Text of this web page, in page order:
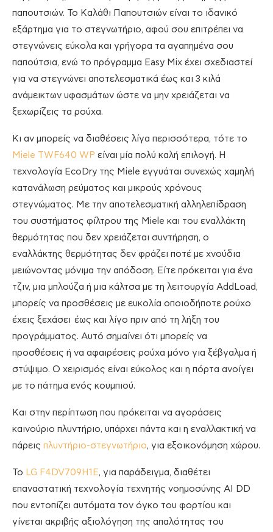
παπουτσιών. Το Καλάθι Παπουτσιών είναι το ιδανικό
εξάρτημα για το στεγνωτήριο, αφού σου επιτρέπει να
στεγνώνεις εύκολα και γρήγορα τα αγαπημένα σου
παπούτσια, ενώ το πρόγραμμα Easy Mix έχει σχεδιαστεί
για να στεγνώνει αποτελεσματικά έως και 3 κιλά
ανάμεικτων υφασμάτων ώστε να μην χρειάζεται να
ξεχωρίζεις τα ρούχα.
Κι αν μπορείς να διαθέσεις λίγα περισσότερα, τότε το
Miele TWF640 WP είναι μία πολύ καλή επιλογή. Η
τεχνολογία EcoDry της Miele εγγυάται συνεχώς χαμηλή
κατανάλωση ρεύματος και μικρούς χρόνους
στεγνώματος. Με την αποτελεσματική αλληλεπίδραση
του συστήματος φίλτρου της Miele και του εναλλάκτη
θερμότητας που δεν χρειάζεται συντήρηση, ο
εναλλάκτης θερμότητας δεν φράζει ποτέ με χνούδια
μειώνοντας μόνιμα την απόδοση. Είτε πρόκειται για ένα
τζιν, μια μπλούζα ή μια κάλτσα με τη λειτουργία AddLoad,
μπορείς να προσθέσεις με ευκολία οποιοδήποτε ρούχο
έχεις ξεχάσει έως και λίγο πριν από τη λήξη του
προγράμματος. Αυτό σημαίνει ότι μπορείς να
προσθέσεις ή να αφαιρέσεις ρούχα μόνο για ξέβγαλμα ή
στύψιμο. Ο χειρισμός είναι εύκολος και η πόρτα ανοίγει
με το πάτημα ενός κουμπιού.
Και στην περίπτωση που πρόκειται να αγοράσεις
καινούριο πλυντήριο, υπάρχει πάντα και η εναλλακτική να
πάρεις πλυντήριο-στεγνωτήριο, για εξοικονόμηση χώρου.
Το LG F4DV709H1E, για παράδειγμα, διαθέτει
επαναστατική τεχνολογία τεχνητής νοημοσύνης AI DD
που εντοπίζει αυτόματα τον όγκο του φορτίου και
γίνεται ακριβής αξιολόγηση της απαλότητας του